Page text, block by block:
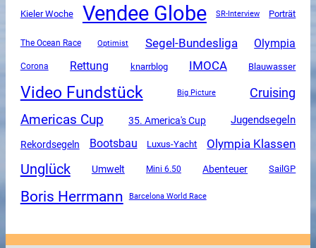
Kieler Woche Vendee Globe SR-Interview Porträt
The Ocean Race Optimist Segel-Bundesliga Olympia
Corona Rettung knarrblog IMOCA Blauwasser
Video Fundstück Big Picture Cruising
Americas Cup 35. America's Cup Jugendsegeln
Rekordsegeln Bootsbau Luxus-Yacht Olympia Klassen
Unglück Umwelt Mini 6.50 Abenteuer SailGP
Boris Herrmann Barcelona World Race